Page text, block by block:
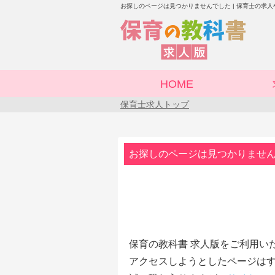
お探しのページは見つかりませんでした | 保育士の求
HOME
保育士求人トップ
お探しのページは見つかりませ
保育の教科書 求人版をご利用い
アクセスしようとしたページは